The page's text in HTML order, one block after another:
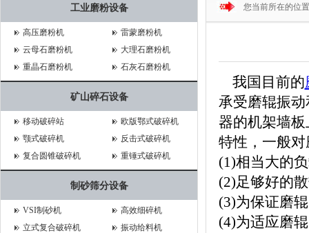
工业磨粉设备
高压磨粉机
雷蒙磨粉机
云母石磨粉机
大理石磨粉机
重晶石磨粉机
石灰石磨粉机
矿山碎石设备
移动破碎站
欧版鄂式破碎机
颚式破碎机
反击式破碎机
复合圆锥破碎机
重锤式破碎机
制砂筛分设备
VSI制砂机
高效细碎机
立式复合破碎机
振动给料机
您当前所在的位
我国目前的
承受磨辊振
器的机架墙
特性，一般
(1)相当大的
(2)足够好的
(3)为保证磨
(4)为适应磨